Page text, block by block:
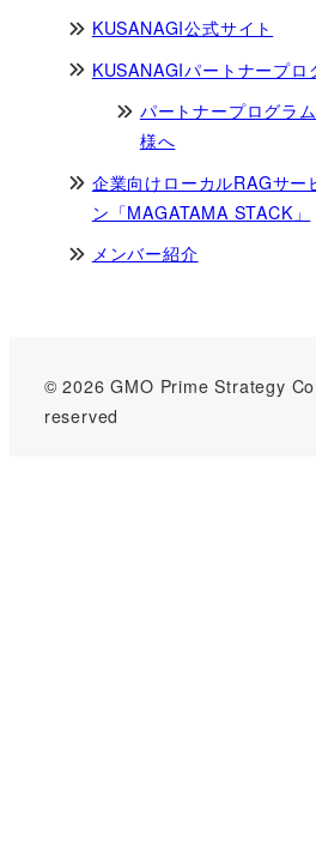
KUSANAGI公式サイト
KUSANAGIパートナープロ
パートナープログラ
様へ
企業向けローカルRAGサー
ン「MAGATAMA STACK」
メンバー紹介
© 2026 GMO Prime Strategy
reserved